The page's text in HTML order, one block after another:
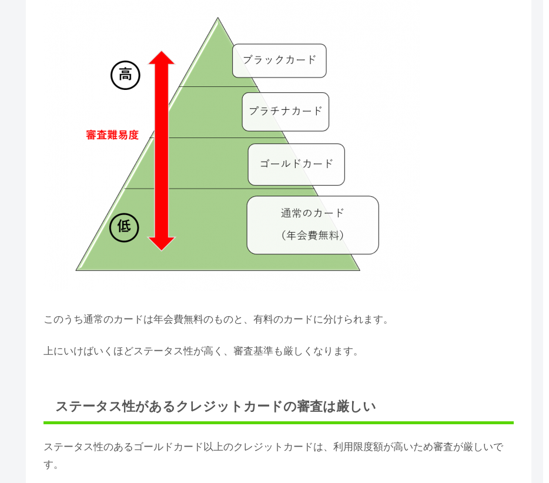
このうち通常のカードは年会費無料のものと、有料のカードに分けられます。
上にいけばいくほどステータス性が高く、審査基準も厳しくなります。
ステータス性があるクレジットカードの審査は厳しい
ステータス性のあるゴールドカード以上のクレジットカードは、利用限度額が高いため審査が厳しいで
す。